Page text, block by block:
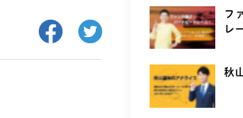
フ
レ
秋